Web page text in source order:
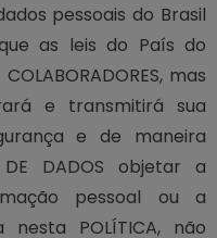
pessoais do Brasil
as leis do País do
mas
e transmitirá sua
e de maneira
DADOS objetar a
pessoal ou a
POLÍTICA, não